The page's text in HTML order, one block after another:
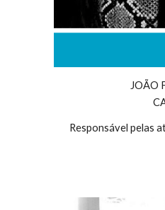
JOÃO
Responsável pelas